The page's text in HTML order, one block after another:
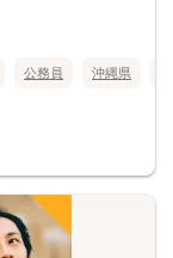
公務員 沖縄県